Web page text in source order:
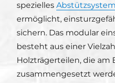
spezielles
ermöglicht,
sichern. Das modular
besteht aus einer
Holzträgerteilen, die am
zusammengesetzt